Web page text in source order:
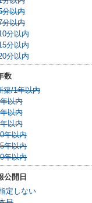
以内
以内
分以内
分以内
分以内
数
築/1年以内
以内
以内
以内
年以内
年以内
年以内
公開日
定しない